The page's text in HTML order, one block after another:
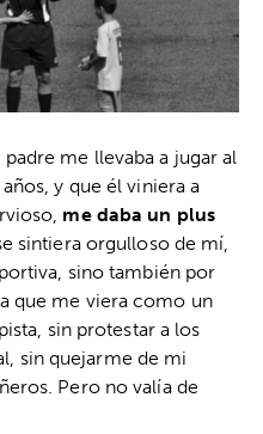
me llevaba a jugar al
y que él viniera a
me daba un plus
sintiera orgulloso de mí,
sino también por
que me viera como un
sin protestar a los
sin quejarme de mi
Pero no valía de